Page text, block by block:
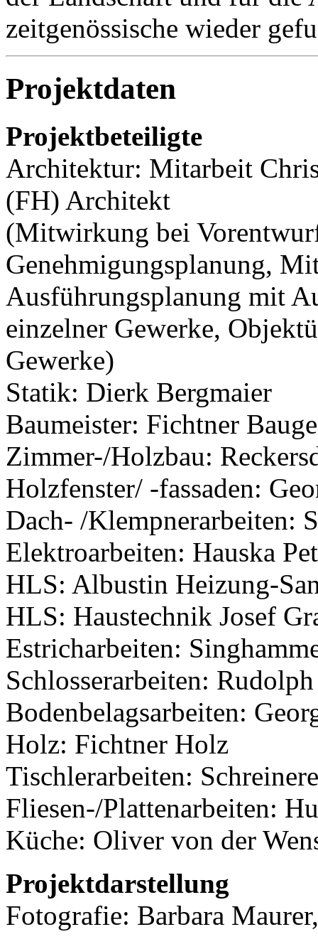
zeitgenössische wieder
Projektdaten
Projektbeteiligte
Architektur: Mitarbeit
(FH) Architekt
(Mitwirkung bei
Genehmigungsplanung,
Ausführungsplanung mit
einzelner Gewerke,
Gewerke)
Statik: Dierk Bergmaier
Baumeister: Fichtner
Zimmer-/Holzbau:
Holzfenster/ -fassaden:
Dach- /Klempnerarbeiten:
Elektroarbeiten: Hauska
HLS: Albustin Heizung-
HLS: Haustechnik Josef
Estricharbeiten:
Schlosserarbeiten:
Bodenbelagsarbeiten:
Holz: Fichtner Holz
Tischlerarbeiten:
Fliesen-/Plattenarbeiten:
Küche: Oliver von der
Projektdarstellung
Fotografie: Barbara